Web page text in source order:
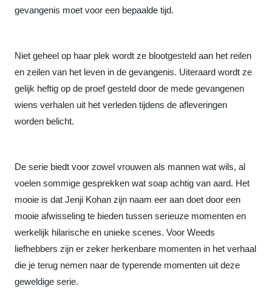
gevangenis moet voor een bepaalde tijd.
Niet geheel op haar plek wordt ze blootgesteld aan het reilen
en zeilen van het leven in de gevangenis. Uiteraard wordt ze
gelijk heftig op de proef gesteld door de mede gevangenen
wiens verhalen uit het verleden tijdens de afleveringen
worden belicht.
De serie biedt voor zowel vrouwen als mannen wat wils, al
voelen sommige gesprekken wat soap achtig van aard. Het
mooie is dat Jenji Kohan zijn naam eer aan doet door een
mooie afwisseling te bieden tussen serieuze momenten en
werkelijk hilarische en unieke scenes. Voor Weeds
liefhebbers zijn er zeker herkenbare momenten in het verhaal
die je terug nemen naar de typerende momenten uit deze
geweldige serie.